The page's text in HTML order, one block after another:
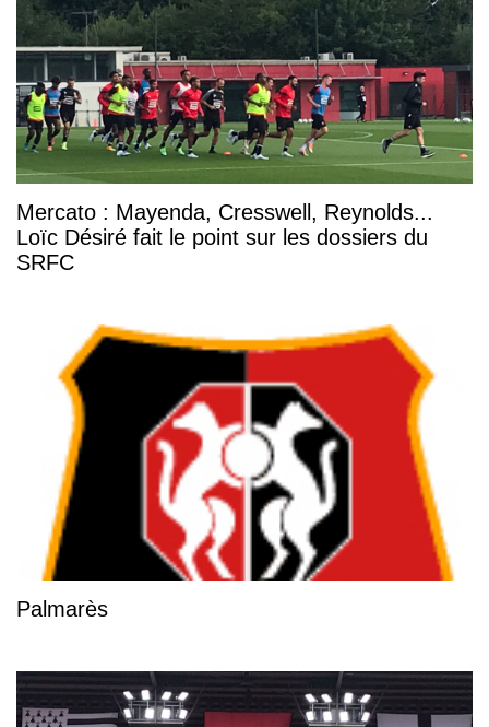
Mercato : Mayenda, Cresswell, Reynolds...
Loïc Désiré fait le point sur les dossiers du
SRFC
Palmarès